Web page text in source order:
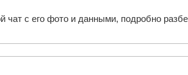
чат с его фото и данными, подробно